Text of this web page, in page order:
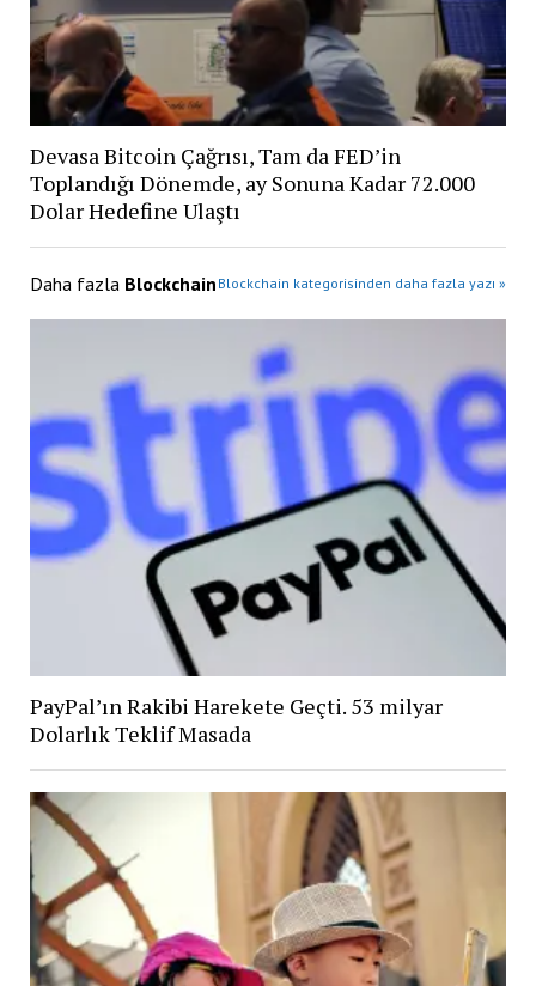
Devasa Bitcoin Çağrısı, Tam da FED’in
Toplandığı Dönemde, ay Sonuna Kadar 72.000
Dolar Hedefine Ulaştı
Daha fazla Blockchain Blockchain kategorisinden daha fazla yazı »
PayPal’ın Rakibi Harekete Geçti. 53 milyar
Dolarlık Teklif Masada